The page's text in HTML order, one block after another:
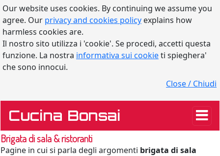
Our website uses cookies. By continuing we assume you
agree. Our privacy and cookies policy explains how
harmless cookies are.
Il nostro sito utilizza i 'cookie'. Se procedi, accetti questa
funzione. La nostra informativa sui cookieti spieghera'
che sono innocui.
Close / Chiudi
Cucina Bonsai
Brigata di sala & ristoranti
Pagine in cui si parla degli argomenti brigata di sala